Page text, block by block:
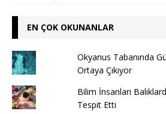
EN ÇOK OKUNANLAR
Okyanus Tabanında
Ortaya Çıkıyor
Bilim İnsanları
Tespit Etti